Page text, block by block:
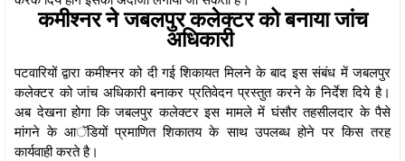
कमीश्नर ने जबलपुर कलेक्टर को बनाया जांच
अधिकारी
पटवारियों द्वारा कमीश्नर को दी गई शिकायत मिलने के बाद इस संबंध में जबलपुर
कलेक्टर को जांच अधिकारी बनाकर प्रतिवेदन प्रस्तुत करने के निर्देश दिये है।
अब देखना होगा कि जबलपुर कलेक्टर इस मामले में घंसौर तहसीलदार के पैसे
मांगने के आॅडियों प्रमाणित शिकातय के साथ उपलब्ध होने पर किस तरह
कार्यवाही करते है।